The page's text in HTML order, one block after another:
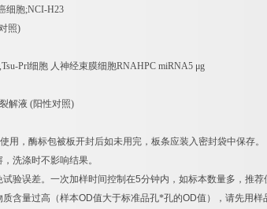
细胞;NCI-H23
照)
,Tsu-Prl细胞 人神经束膜细胞RNAHPC miRNA5 μg
解液 (阳性对照)
用，酶标包被板开封后如未用完，板条应装入密封袋中保存。
洗涤时不影响结果。
验误差。一次加样时间控制在5分钟内，如标本数量多，推荐
质含量过高（样本OD值大于标准品孔*孔的OD值），请先用样